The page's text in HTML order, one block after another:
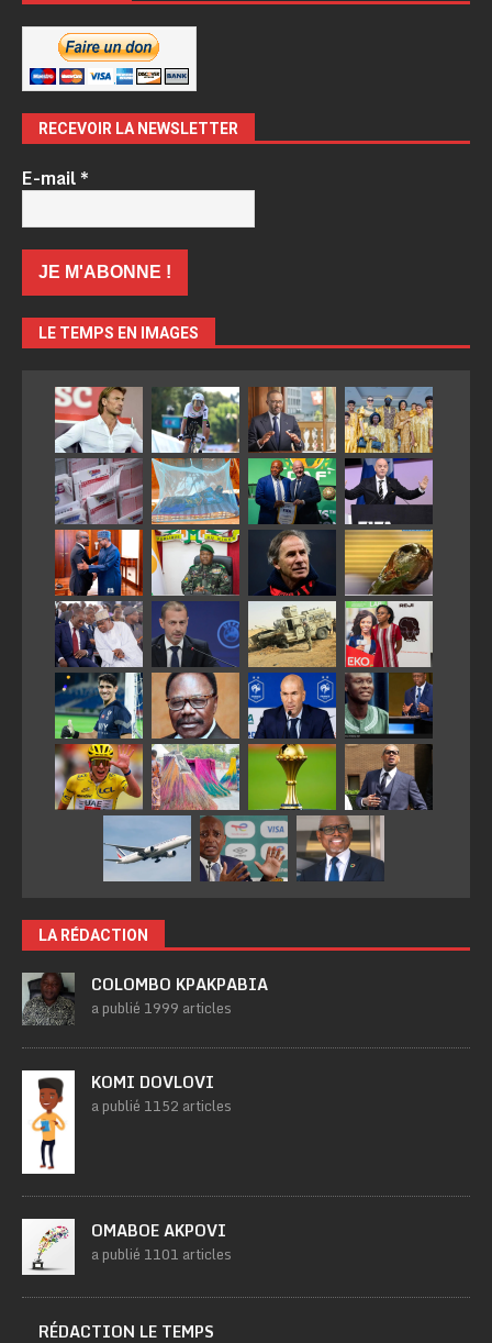
RECEVOIR LA NEWSLETTER
E-mail*
LE TEMPS EN IMAGES
LA RÉDACTION
COLOMBO KPAKPABIA
a publié 1999 articles
KOMI DOVLOVI
a publié 1152 articles
OMABOE AKPOVI
a publié 1101 articles
RÉDACTION LE TEMPS